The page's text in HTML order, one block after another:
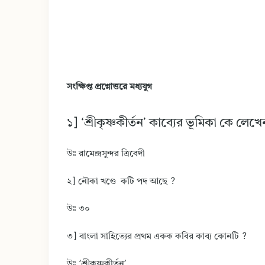
সংক্ষিপ্ত প্রশ্নোত্তরে মধ্যযুগ
১] ‘শ্রীকৃষ্ণকীর্তন’ কাব্যের ভূমিকা কে
উঃ রামেন্দ্রসুন্দর ত্রিবেদী
২] নৌকা খণ্ডে কটি পদ আছে ?
উঃ ৩০
৩] বাংলা সাহিত্যের প্রথম একক কবির কাব্য কোনটি ?